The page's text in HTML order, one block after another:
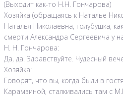
(Выходит как-то Н.Н. Гончарова)
Хозяйка (обращаясь к Наталье
Наталья Николаевна, голубушка,
смерти Александра Сергеевича у
Н. Н. Гончарова:
Да, да. Здравствуйте. Чудесный
Хозяйка:
Говорят, что вы, когда были в
Карамзиной, сталкивались там с